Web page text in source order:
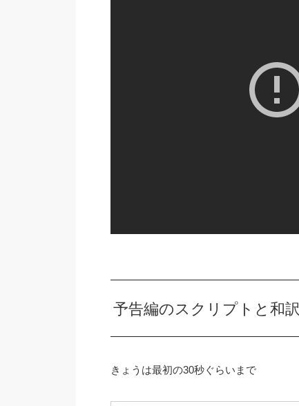
予告編のスクリプトと和訳
きょうは最初の30秒ぐらいまで